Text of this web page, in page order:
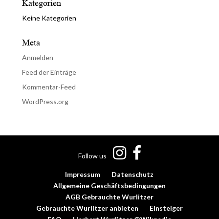
Kategorien
Keine Kategorien
Meta
Anmelden
Feed der Einträge
Kommentar-Feed
WordPress.org
Follow us
Impressum
Datenschutz
Allgemeine Geschäftsbedingungen
AGB Gebrauchte Wurlitzer
Gebrauchte Wurlitzer anbieten
Einsteiger